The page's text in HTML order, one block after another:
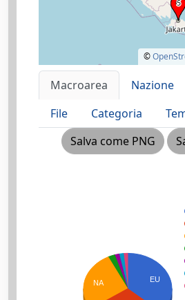
©
Macroarea Nazione
File
Categoria
Salva come PNG
EU
NA